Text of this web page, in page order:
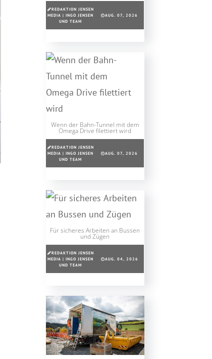
REDAKTION JENSEN
MEDIA | INGO JENSEN
UND TEAM
AUG. 07, 2026
Wenn der Bahn-Tunnel mit dem
Omega Drive filettiert wird
REDAKTION JENSEN
MEDIA | INGO JENSEN
UND TEAM
AUG. 07, 2026
Für sicheres Arbeiten an Bussen
und Zügen
REDAKTION JENSEN
MEDIA | INGO JENSEN
UND TEAM
AUG. 04, 2026